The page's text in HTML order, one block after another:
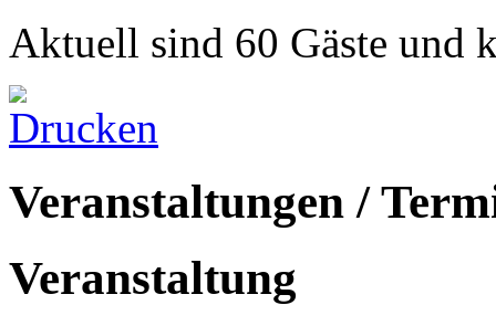
Aktuell sind 60 Gäste und
Veranstaltungen /
Veranstaltung